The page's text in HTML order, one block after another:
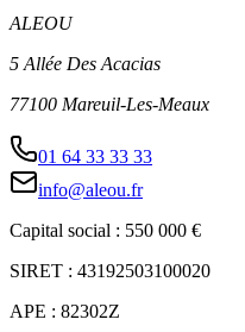
ALEOU
5 Allée Des Acacias
77100 Mareuil-Les-Meaux
01 64 33 33 33
info@aleou.fr
Capital social : 550 000 €
SIRET : 43192503100020
APE : 82302Z